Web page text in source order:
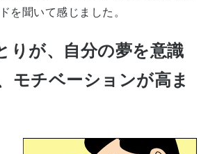
を聞いて感じました。
りが、自分の夢を意識
モチベーションが高ま